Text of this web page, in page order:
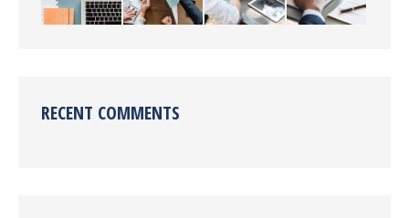
RECENT COMMENTS